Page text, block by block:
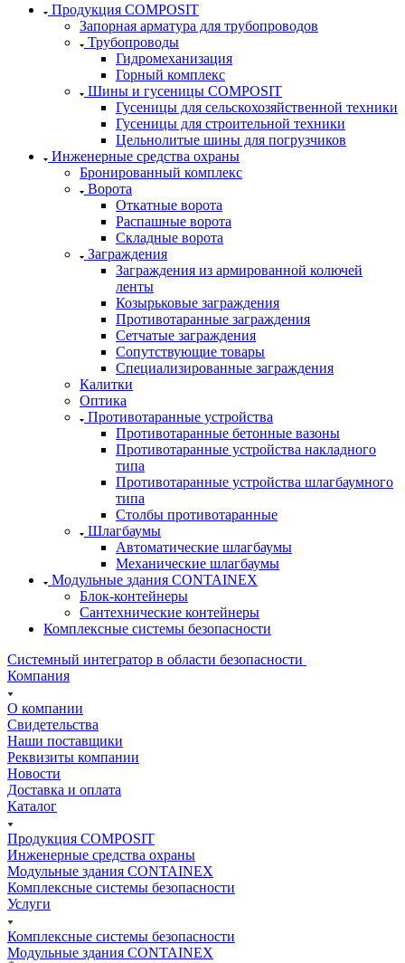
Продукция COMPOSIT
Запорная арматура для трубопроводов
Трубопроводы
Гидромеханизация
Горный комплекс
Шины и гусеницы COMPOSIT
Гусеницы для сельскохозяйственной техники
Гусеницы для строительной техники
Цельнолитые шины для погрузчиков
Инженерные средства охраны
Бронированный комплекс
Ворота
Откатные ворота
Распашные ворота
Складные ворота
Заграждения
Заграждения из армированной колючей
ленты
Козырьковые заграждения
Противотаранные заграждения
Сетчатые заграждения
Сопутствующие товары
Специализированные заграждения
Калитки
Оптика
Противотаранные устройства
Противотаранные бетонные вазоны
Противотаранные устройства накладного
типа
Противотаранные устройства шлагбаумного
типа
Столбы противотаранные
Шлагбаумы
Автоматические шлагбаумы
Механические шлагбаумы
Модульные здания CONTAINEX
Блок-контейнеры
Сантехнические контейнеры
Комплексные системы безопасности
Системный интегратор в области безопасности
Компания
О компании
Свидетельства
Наши поставщики
Реквизиты компании
Новости
Доставка и оплата
Каталог
Продукция COMPOSIT
Инженерные средства охраны
Модульные здания CONTAINEX
Комплексные системы безопасности
Услуги
Комплексные системы безопасности
Модульные здания CONTAINEX